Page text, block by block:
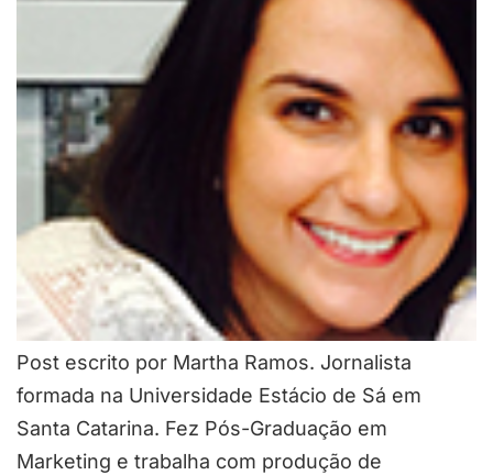
Post escrito por Martha Ramos. Jornalista
formada na Universidade Estácio de Sá em
Santa Catarina. Fez Pós-Graduação em
Marketing e trabalha com produção de